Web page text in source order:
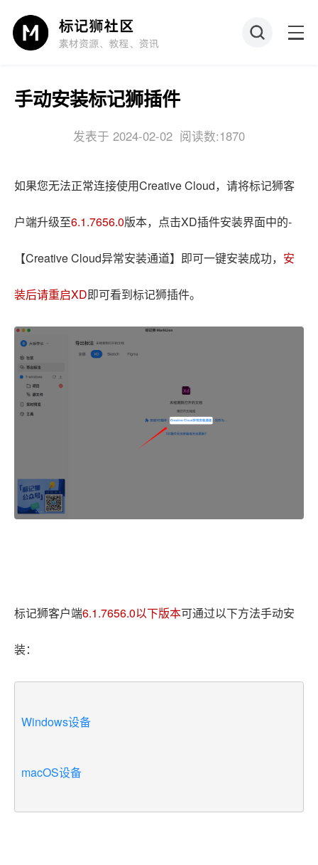
手动安装标记狮插件
发表于 2024-02-02 阅读数:1870
如果您无法正常连接使用Creative Cloud，请将标记狮客
户端升级至6.1.7656.0版本，点击XD插件安装界面中的-
【Creative Cloud异常安装通道】即可一键安装成功， 安
装后请重启XD即可看到标记狮插件。
标记狮客户端6.1.7656.0以下版本可通过以下方法手动安
装：
Windows设备
macOS设备